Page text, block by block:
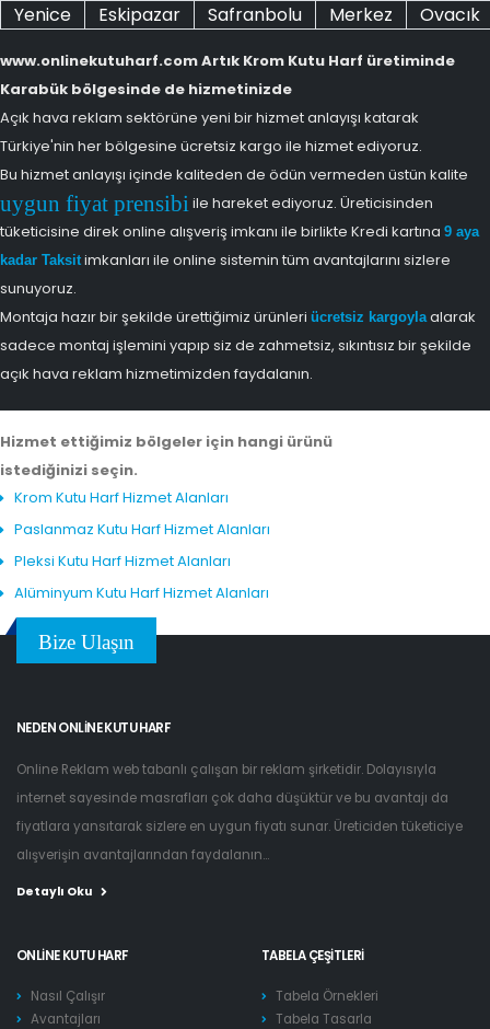
Yenice Eskipazar Safranbolu Merkez Ovacık
www.onlinekutuharf.com Artık Krom Kutu Harf üretiminde
Karabük bölgesinde de hizmetinizde
Açık hava reklam sektörüne yeni bir hizmet anlayışı katarak
Türkiye'nin her bölgesine ücretsiz kargo ile hizmet ediyoruz.
Bu hizmet anlayışı içinde kaliteden de ödün vermeden üstün kalite
uygun fiyat prensibi ile hareket ediyoruz. Üreticisinden
tüketicisine direk online alışveriş imkanı ile birlikte Kredi kartına 9 aya
kadar Taksitimkanları ile online sistemin tüm avantajlarını sizlere
sunuyoruz.
Montaja hazır bir şekilde ürettiğimiz ürünleri ücretsiz kargoylaalarak
sadece montaj işlemini yapıp siz de zahmetsiz, sıkıntısız bir şekilde
açık hava reklam hizmetimizden faydalanın.
Hizmet ettiğimiz bölgeler için hangi ürünü
istediğinizi seçin.
Krom Kutu Harf Hizmet Alanları
Paslanmaz Kutu Harf Hizmet Alanları
Pleksi Kutu Harf Hizmet Alanları
Alüminyum Kutu Harf Hizmet Alanları
Bize Ulaşın
NEDEN ONLINE KUTU HARF
Online Reklam web tabanlı çalışan bir reklam şirketidir. Dolayısıyla
internet sayesinde masrafları çok daha düşüktür ve bu avantajı da
fiyatlara yansıtarak sizlere en uygun fiyatı sunar. Üreticiden tüketiciye
alışverişin avantajlarından faydalanın...
Detaylı Oku
ONLINE KUTU HARF
Nasıl Çalışır
Avantajları
TABELA ÇEŞITLERI
Tabela Örnekleri
Tabela Tasarla